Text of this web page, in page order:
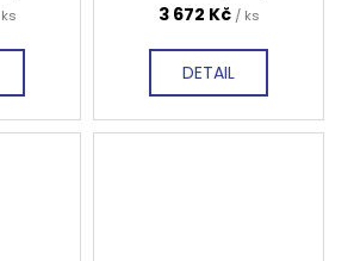
3 672 Kč / ks
DETAIL